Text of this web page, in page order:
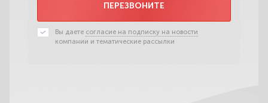
ПЕРЕЗВОНИТЕ
Вы даете согласие на подписку на новости
компании и тематические рассылки